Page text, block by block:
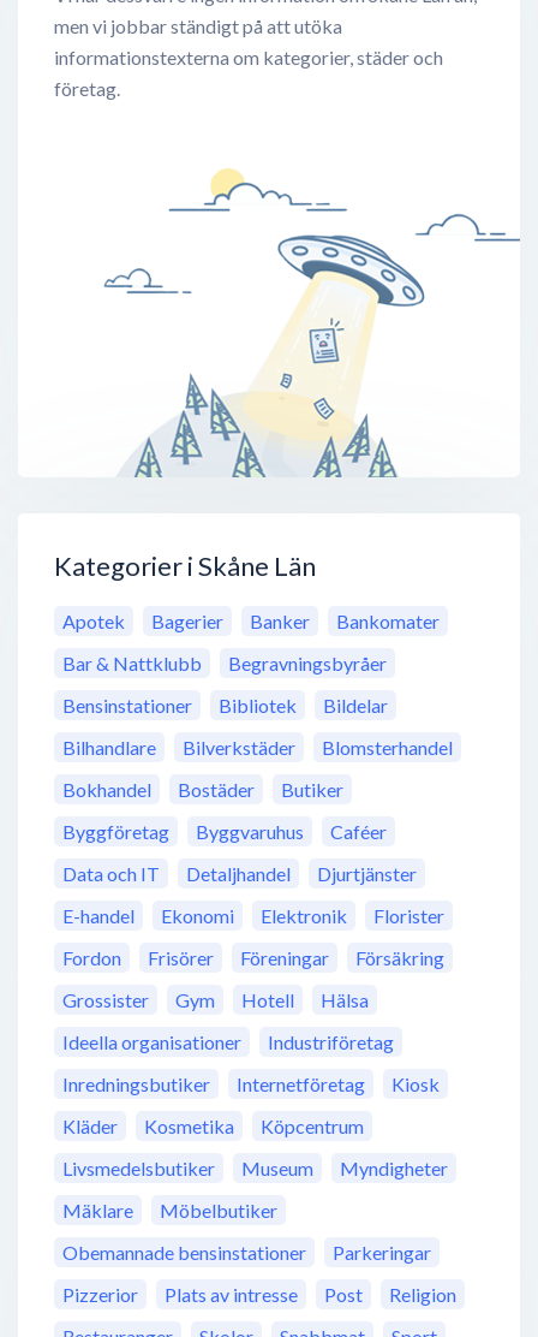
men vi jobbar ständigt på att utöka
informationstexterna om kategorier, städer och
företag.
Kategorier i Skåne Län
Apotek Bagerier Banker
Bankomater
Bar & Nattklubb
Begravningsbyråer
Bensinstationer
Bibliotek
Bildelar
Bilhandlare
Bilverkstäder
Blomsterhandel
Bokhandel
Bostäder
Butiker
Byggföretag
Byggvaruhus
Caféer
Data och IT
Detaljhandel
Djurtjänster
E-handel
Ekonomi Elektronik
Florister
Fordon
Frisörer Föreningar
Försäkring
Grossister
Gym Hotell
Hälsa
Ideella organisationer
Industriföretag
Inredningsbutiker
Internetföretag
Kiosk
Kläder
Kosmetika
Köpcentrum
Livsmedelsbutiker
Museum
Myndigheter
Mäklare
Möbelbutiker
Obemannade bensinstationer
Parkeringar
Pizzerior
Plats av intresse Post
Religion